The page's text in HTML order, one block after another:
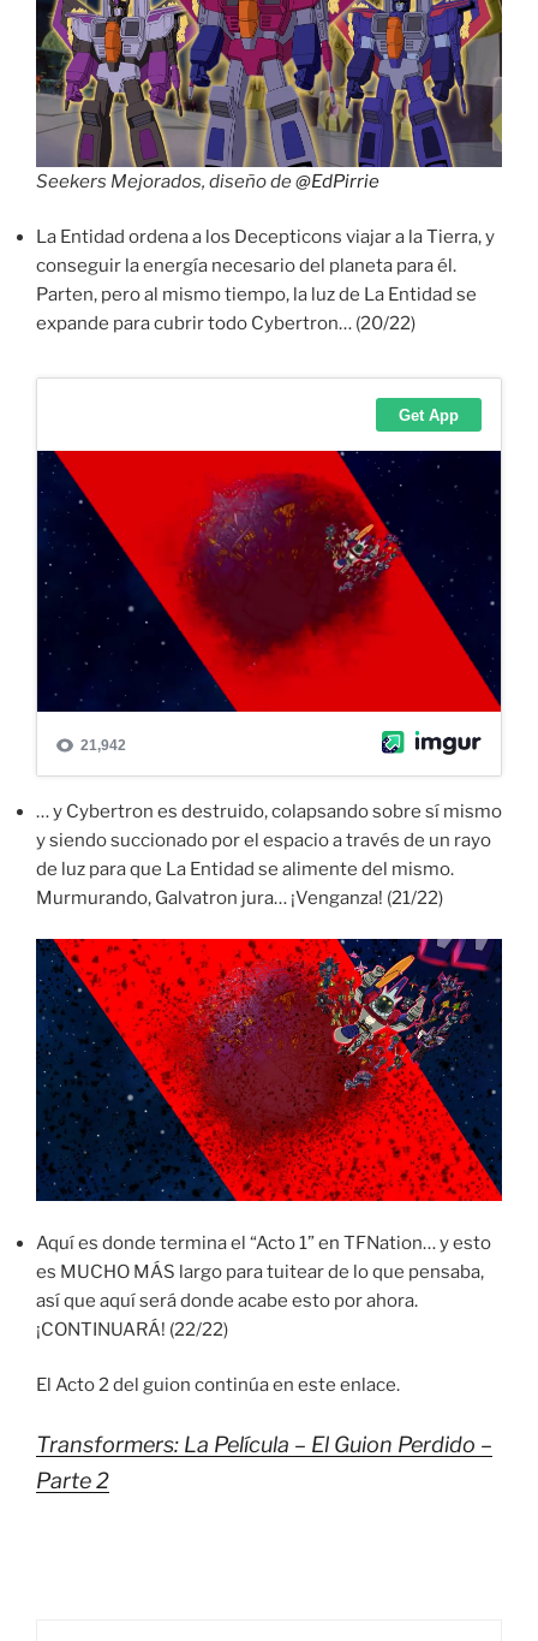
Seekers Mejorados, diseño de@EdPirrie
La Entidad ordena a los Decepticons viajar a la Tierra, y
conseguir la energía necesario del planeta para él.
Parten, pero al mismo tiempo, la luz de La Entidad se
expande para cubrir todo Cybertron… (20/22)
… y Cybertron es destruido, colapsando sobre sí mismo
y siendo succionado por el espacio a través de un rayo
de luz para que La Entidad se alimente del mismo.
Murmurando, Galvatron jura… ¡Venganza! (21/22)
Aquí es donde termina el “Acto 1” en TFNation… y esto
es MUCHO MÁS largo para tuitear de lo que pensaba,
así que aquí será donde acabe esto por ahora.
¡CONTINUARÁ! (22/22)
El Acto 2 del guion continúa en este enlace.
Transformers: La Película – El Guion Perdido –
Parte 2